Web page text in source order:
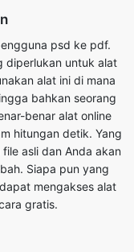
bahkan seorang
benar alat online
hitungan detik. Yang
asli dan Anda akan
Siapa pun yang
mengakses alat
gratis.